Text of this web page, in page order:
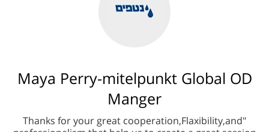
Maya Perry-mitelpunkt Global OD
Manger
"Thanks for your great cooperation,Flaxibility,and